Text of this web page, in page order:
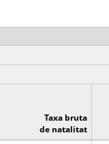
Taxa bruta
de natalitat